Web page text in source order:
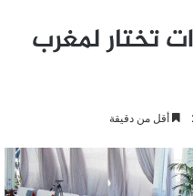
تختار لمغرب
أقل من دقيقة